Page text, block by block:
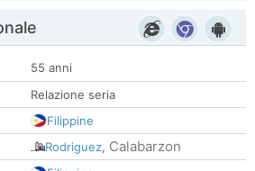
55 anni
Relazione seria
Filippine
Rodriguez, Calabarzon